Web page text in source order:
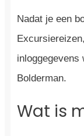
Nadat je een
inloggegevens
Bolderman.
Wat is